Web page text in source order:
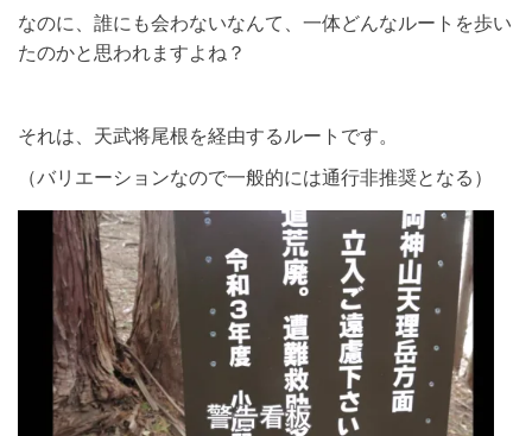
なのに、誰にも会わないなんて、一体どんなルートを歩い
たのかと思われますよね？
それは、天武将尾根を経由するルートです。
（バリエーションなので一般的には通行非推奨となる）